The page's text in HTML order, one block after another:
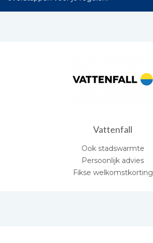
Vattenfall
Ook stadswarmte
Persoonlijk advies
Fikse welkomstkorting